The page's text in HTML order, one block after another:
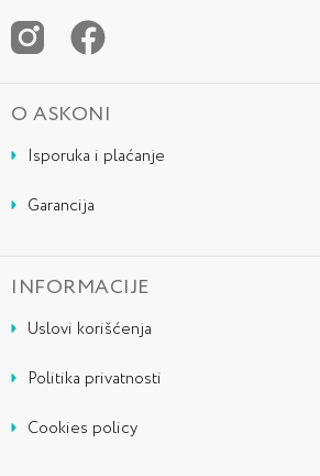
O ASKONI
Isporuka i plaćanje
Garancija
INFORMACIJE
Uslovi korišćenja
Politika privatnosti
Cookies policy